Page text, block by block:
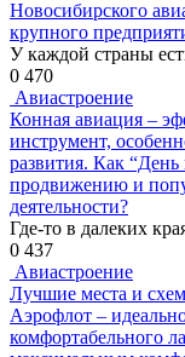
Новосибирского
крупного
У каждой страны
0 470
Авиастроение
Конная авиация –
инструмент,
развития. Как “День
продвижению и
деятельности?
Где-то в далеких
0 437
Авиастроение
Лучшие места и
Аэрофлот –
комфортабельного